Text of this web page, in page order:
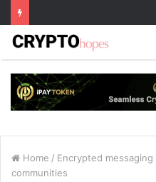
Home / Encrypted
communities